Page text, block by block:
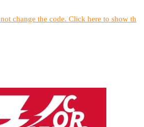
change the code. Click here to show th